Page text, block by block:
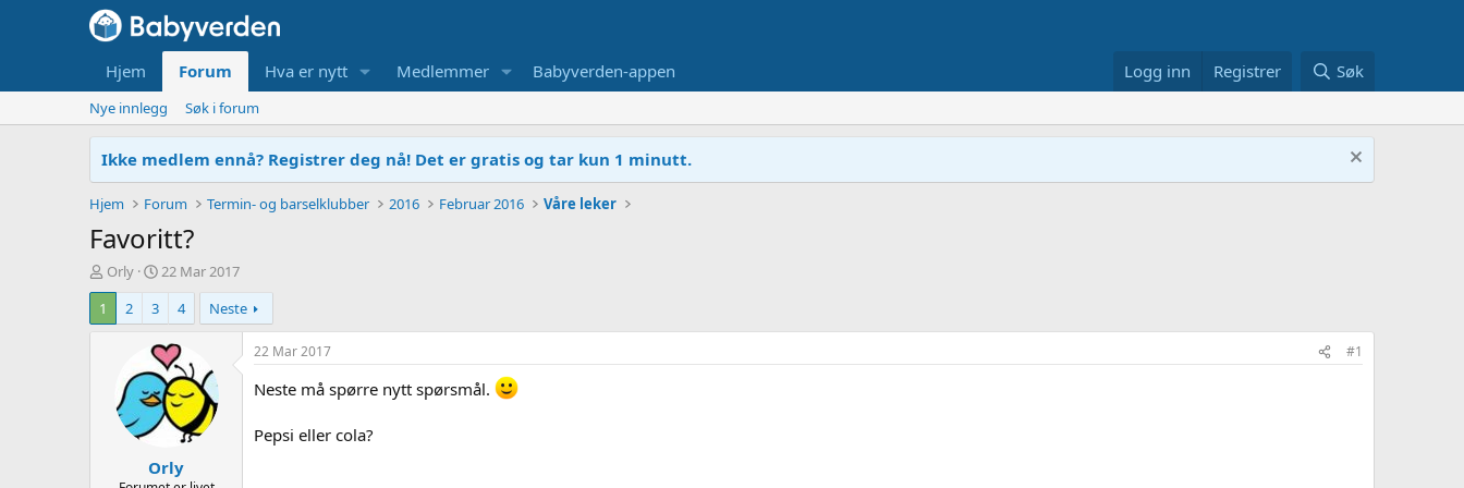
Hjem Forum Hva er nytt Medlemmer Babyverden-appen Logg inn Registrer Søk
Nye innlegg Søk i forum
Ikke medlem ennå? Registrer deg nå! Det er gratis og tar kun 1 minutt.
Hjem Forum Termin- og barselklubber 2016 Februar 2016 Våre leker
Favoritt?
T
r
d
Orly
O
p
r
e
t
t
e
t
22 Mar 2017
1
2 3 4 Neste
Orly
22 Mar 2017 #1
Neste må spørre nytt spørsmål.
Pepsi eller cola?